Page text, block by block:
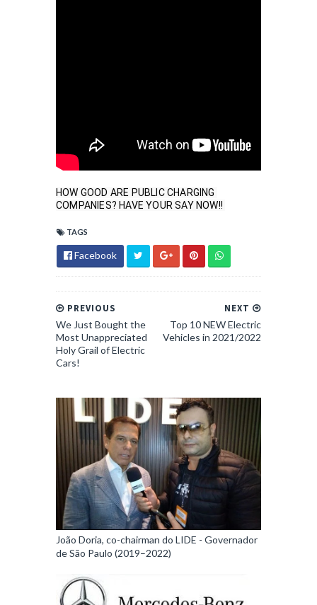
HOW GOOD ARE PUBLIC CHARGING
COMPANIES? HAVE YOUR SAY NOW!!
TAGS
Facebook
NEXT
Top 10 NEW Electric
Vehicles in 2021/2022
PREVIOUS
We Just Bought the
Most Unappreciated
Holy Grail of Electric
Cars!
João Doria, co-chairman do LIDE - Governador
de São Paulo (2019–2022)